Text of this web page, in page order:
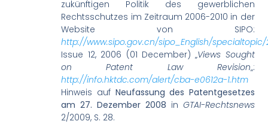
zukünftigen Politik des gewerblichen
Rechtsschutzes im Zeitraum 2006-2010 in der
Website von SIPO:
http://www.sipo.gov.cn/sipo_English/
Issue 12, 2006 (01 December) „Views Sought
on Patent Law Revision„:
http://info.hktdc.com/alert/cba-e0612a-1.htm
Hinweis auf Neufassung des Patentgesetzes
am 27. Dezember 2008 in GTAI-Rechtsnews
2/2009, S. 28.